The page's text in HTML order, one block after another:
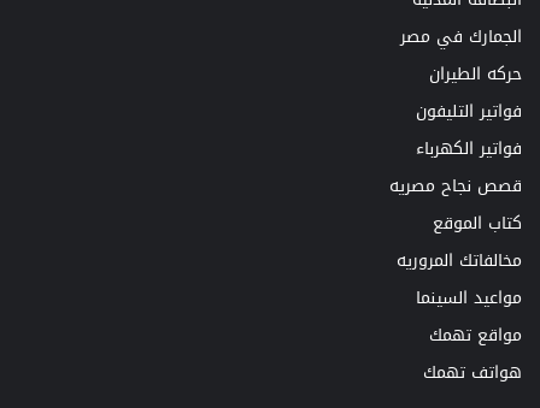
الجمارك في مصر
حركه الطيران
فواتير التليفون
فواتير الكهرباء
قصص نجاح مصريه
كتاب الموقع
مخالفاتك المروريه
مواعيد السينما
مواقع تهمك
هواتف تهمك